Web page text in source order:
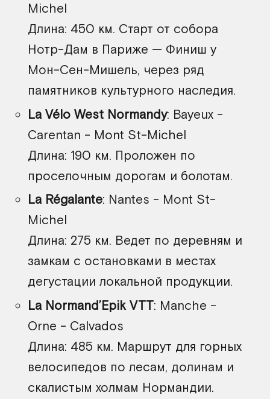
Michel
Длина: 450 км. Старт от собора
Нотр-Дам в Париже — Финиш у
Мон-Сен-Мишель, через ряд
памятников культурного наследия.
La Vélo West Normandy: Bayeux -
Carentan - Mont St-Michel
Длина: 190 км. Проложен по
проселочным дорогам и болотам.
La Régalante: Nantes - Mont St-
Michel
Длина: 275 км. Ведет по деревням и
замкам с остановками в местах
дегустации локальной продукции.
La Normand’Epik VTT: Manche -
Orne - Calvados
Длина: 485 км. Маршрут для горных
велосипедов по лесам, долинам и
скалистым холмам Нормандии.